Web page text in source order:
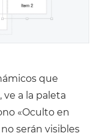
que
a la paleta
«Oculto en
serán visibles